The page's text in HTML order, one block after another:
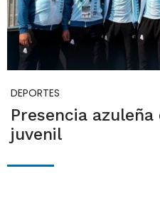
DEPORTES
Presencia
juvenil